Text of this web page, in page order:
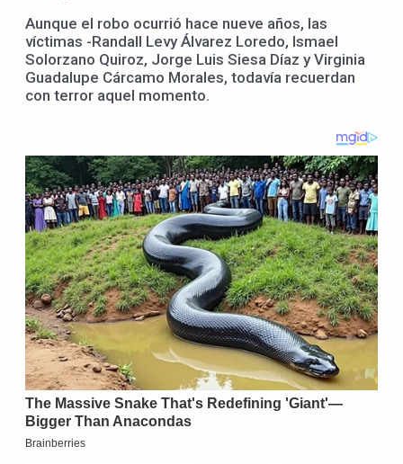
Aunque el robo ocurrió hace nueve años, las
víctimas -Randall Levy Álvarez Loredo, Ismael
Solorzano Quiroz, Jorge Luis Siesa Díaz y Virginia
Guadalupe Cárcamo Morales, todavía recuerdan
con terror aquel momento.